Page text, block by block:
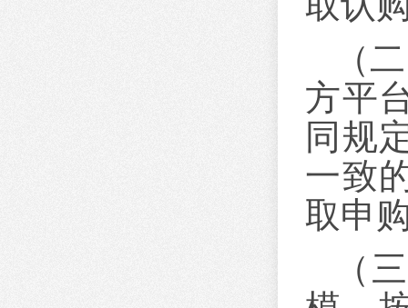
（
方平
同规
一致
取申
（